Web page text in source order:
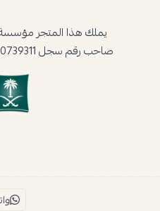
يملك هذا المتجر
صاحب رقم سجل 1010739311 موقع مواعين لجملة الاواني المنزلية